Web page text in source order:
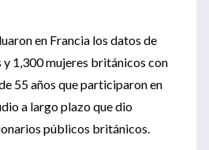
en Francia los datos de
y 1,300 mujeres británicos con
55 años que participaron en
a largo plazo que dio
públicos británicos.